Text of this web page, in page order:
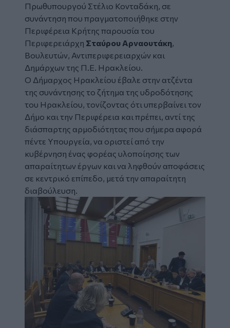
Πρωθυπουργού Στέλιο Κονταδάκη, σε
συνάντηση που πραγματοποιήθηκε στην
Περιφέρεια Κρήτης παρουσία του
Περιφερειάρχη Σταύρου Αρναουτάκη,
Βουλευτών, Αντιπεριφερειαρχών και
Δημάρχων της Π.Ε. Ηρακλείου.
Ο Δήμαρχος Ηρακλείου έβαλε στην ατζέντα
της συνάντησης το ζήτημα της υδροδότησης
του Ηρακλείου, τονίζοντας ότι υπερβαίνει τον
Δήμο και την Περιφέρεια και πρέπει, αντί της
διάσπαρτης αρμοδιότητας που σήμερα αφορά
πέντε Υπουργεία, να οριστεί από την
κυβέρνηση ένας φορέας υλοποίησης των
απαραίτητων έργων και να ληφθούν αποφάσεις
σε κεντρικό επίπεδο, μετά την απαραίτητη
διαβούλευση.
Image